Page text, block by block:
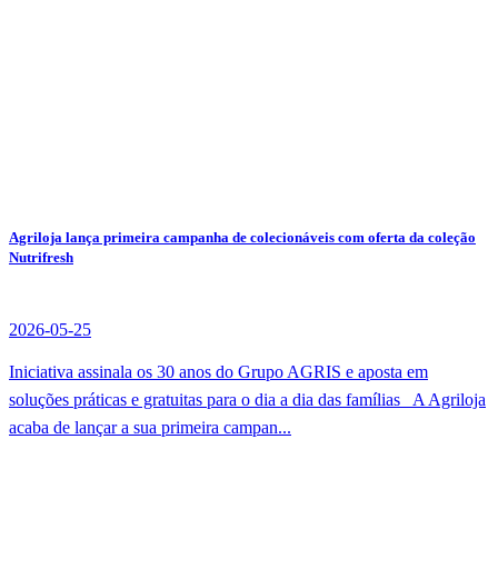
Agriloja lança primeira campanha de colecionáveis com oferta da coleção
Nutrifresh
2026-05-25
Iniciativa assinala os 30 anos do Grupo AGRIS e aposta em
soluções práticas e gratuitas para o dia a dia das famílias A Agriloja
acaba de lançar a sua primeira campan...